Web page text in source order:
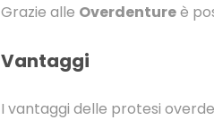
Grazie alle Overdentureè
Vantaggi
I vantaggi delle protesi